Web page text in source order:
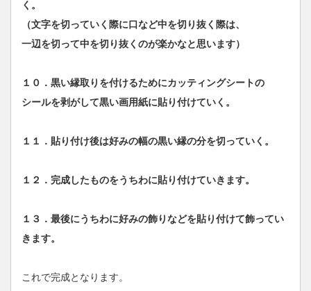
く。
（文字を切っていく際に口など中を切り抜く際は、
一辺を切って中を切り抜くのが楽かなと思います）
１０．黒い縁取りを付けるためにカッティングシートの
シールを剥がして黒い画用紙に貼り付けていく。
１１．貼り付け後は好みの幅の黒い縁の分を切っていく。
１２．完成したものをうちわに貼り付けていきます。
１３．最後にうちわに好みの飾りなどを貼り付けて飾ってい
きます。
これで完成となります。